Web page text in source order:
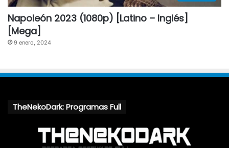
Napoleón 2023 (1080p) [Latino – Inglés]
[Mega]
9 enero, 2024
TheNekoDark: Programas Full